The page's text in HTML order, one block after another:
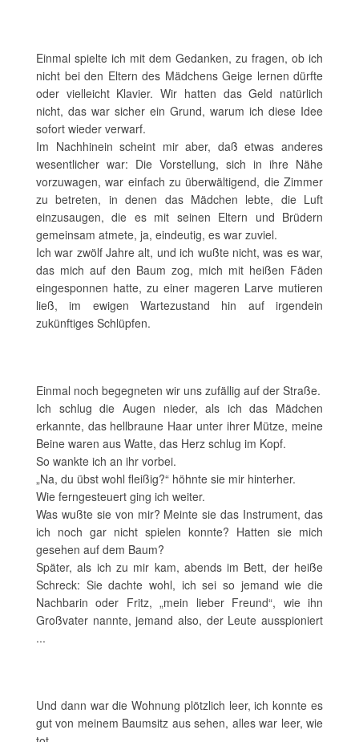
Einmal spielte ich mit dem Gedanken, zu fragen, ob ich
nicht bei den Eltern des Mädchens Geige lernen dürfte
oder vielleicht Klavier. Wir hatten das Geld natürlich
nicht, das war sicher ein Grund, warum ich diese Idee
sofort wieder verwarf.
Im Nachhinein scheint mir aber, daß etwas anderes
wesentlicher war: Die Vorstellung, sich in ihre Nähe
vorzuwagen, war einfach zu überwältigend, die Zimmer
zu betreten, in denen das Mädchen lebte, die Luft
einzusaugen, die es mit seinen Eltern und Brüdern
gemeinsam atmete, ja, eindeutig, es war zuviel.
Ich war zwölf Jahre alt, und ich wußte nicht, was es war,
das mich auf den Baum zog, mich mit heißen Fäden
eingesponnen hatte, zu einer mageren Larve mutieren
ließ, im ewigen Wartezustand hin auf irgendein
zukünftiges Schlüpfen.
Einmal noch begegneten wir uns zufällig auf der Straße.
Ich schlug die Augen nieder, als ich das Mädchen
erkannte, das hellbraune Haar unter ihrer Mütze, meine
Beine waren aus Watte, das Herz schlug im Kopf.
So wankte ich an ihr vorbei.
„Na, du übst wohl fleißig?“ höhnte sie mir hinterher.
Wie ferngesteuert ging ich weiter.
Was wußte sie von mir? Meinte sie das Instrument, das
ich noch gar nicht spielen konnte? Hatten sie mich
gesehen auf dem Baum?
Später, als ich zu mir kam, abends im Bett, der heiße
Schreck: Sie dachte wohl, ich sei so jemand wie die
Nachbarin oder Fritz, „mein lieber Freund“, wie ihn
Großvater nannte, jemand also, der Leute ausspioniert
...
Und dann war die Wohnung plötzlich leer, ich konnte es
gut von meinem Baumsitz aus sehen, alles war leer, wie